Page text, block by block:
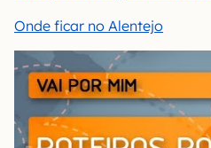
Onde ficar no Alentejo